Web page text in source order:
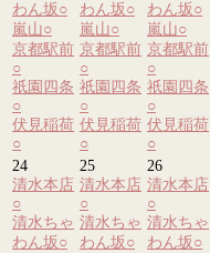
わん坂○
嵐山○
京都駅前
○
祇園四条
○
伏見稲荷
○
わん坂○
嵐山○
京都駅前
○
祇園四条
○
伏見稲荷
○
わん坂○
嵐山○
京都駅前
○
祇園四条
○
伏見稲荷
○
24
清水本店
○
清水ちゃ
わん坂○
25
清水本店
○
清水ちゃ
わん坂○
26
清水本店
○
清水ちゃ
わん坂○